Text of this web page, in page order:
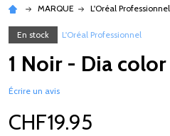
MARQUE L'Oréal Professionnel
En stock L'Oréal Professionnel
1 Noir - Dia color
Écrire un avis
CHF19.95